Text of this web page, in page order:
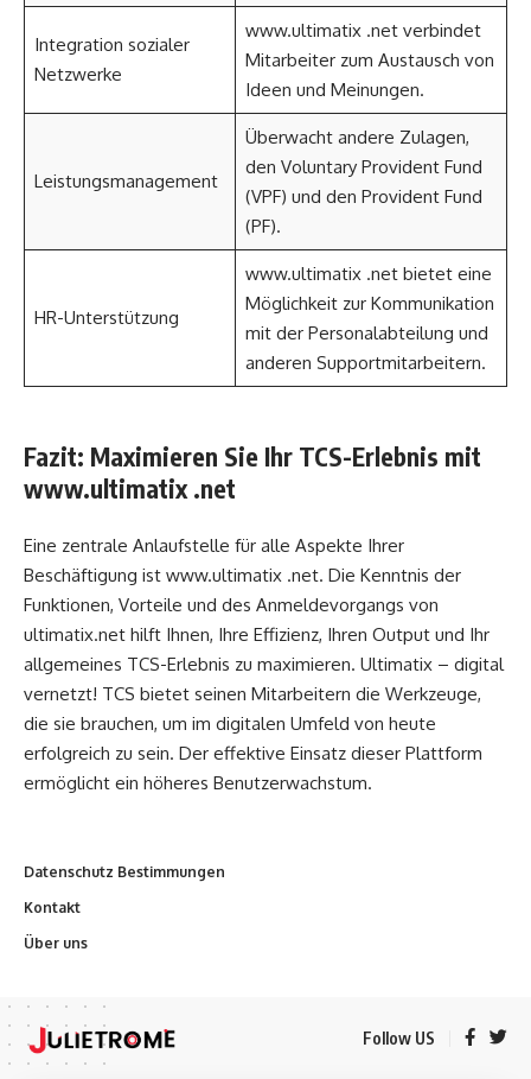
Integration sozialer
Netzwerke
www.ultimatix .net verbindet
Mitarbeiter zum Austausch von
Ideen und Meinungen.
Leistungsmanagement
Überwacht andere Zulagen,
den Voluntary Provident Fund
(VPF) und den Provident Fund
(PF).
HR-Unterstützung
www.ultimatix .net bietet eine
Möglichkeit zur Kommunikation
mit der Personalabteilung und
anderen Supportmitarbeitern.
Fazit: Maximieren Sie Ihr TCS-Erlebnis mit
www.ultimatix .net
Eine zentrale Anlaufstelle für alle Aspekte Ihrer
Beschäftigung ist www.ultimatix .net. Die Kenntnis der
Funktionen, Vorteile und des Anmeldevorgangs von
ultimatix.net hilft Ihnen, Ihre Effizienz, Ihren Output und Ihr
allgemeines TCS-Erlebnis zu maximieren. Ultimatix – digital
vernetzt! TCS bietet seinen Mitarbeitern die Werkzeuge,
die sie brauchen, um im digitalen Umfeld von heute
erfolgreich zu sein. Der effektive Einsatz dieser Plattform
ermöglicht ein höheres Benutzerwachstum.
Datenschutz Bestimmungen
Kontakt
Über uns
Follow US